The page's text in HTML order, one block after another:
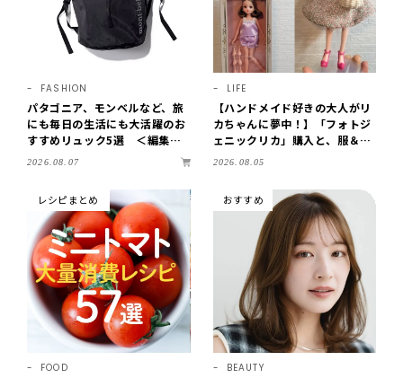
FASHION
パタゴニア、モンベルなど、旅
にも毎日の生活にも大活躍のお
すすめリュック5選 ＜編集部
セレクト＞【LEEマルシェ】
2026.08.07
LIFE
【ハンドメイド好きの大人がリ
カちゃんに夢中！】「フォトジ
ェニックリカ」購入と、服＆ク
ローゼットの手づくり実例をご
2026.08.05
レシピまとめ
FOOD
おすすめ
BEAUTY